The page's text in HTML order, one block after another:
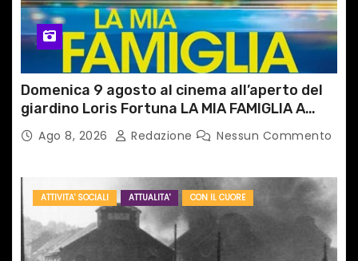
Domenica 9 agosto al cinema all’aperto del
giardino Loris Fortuna LA MIA FAMIGLIA A
TAIPEIAgo 8, 2026 Redazione Nessun Commento
ATTIVITA' SOCIALI ATTUALITA' CON IL CUORE